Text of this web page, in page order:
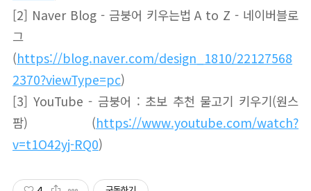
[2] Naver Blog - 금붕어 키우는법 A to Z - 네이버블로
그
(https://blog.naver.com/design_1810/22127568
2370?viewType=pc)
[3] YouTube - 금붕어 : 초보 추천 물고기 키우기(원스
팜) (https://www.youtube.com/watch?
v=t1O42yj-RQ0)